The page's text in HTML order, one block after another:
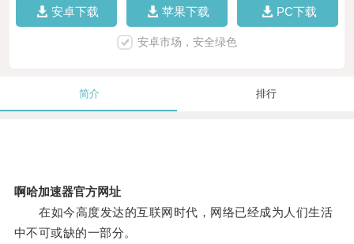
安卓下载 苹果下载 PC下载
安卓市场，安全绿色
简介 排行
啊哈加速器官方网址
在如今高度发达的互联网时代，网络已经成为人们生活
中不可或缺的一部分。